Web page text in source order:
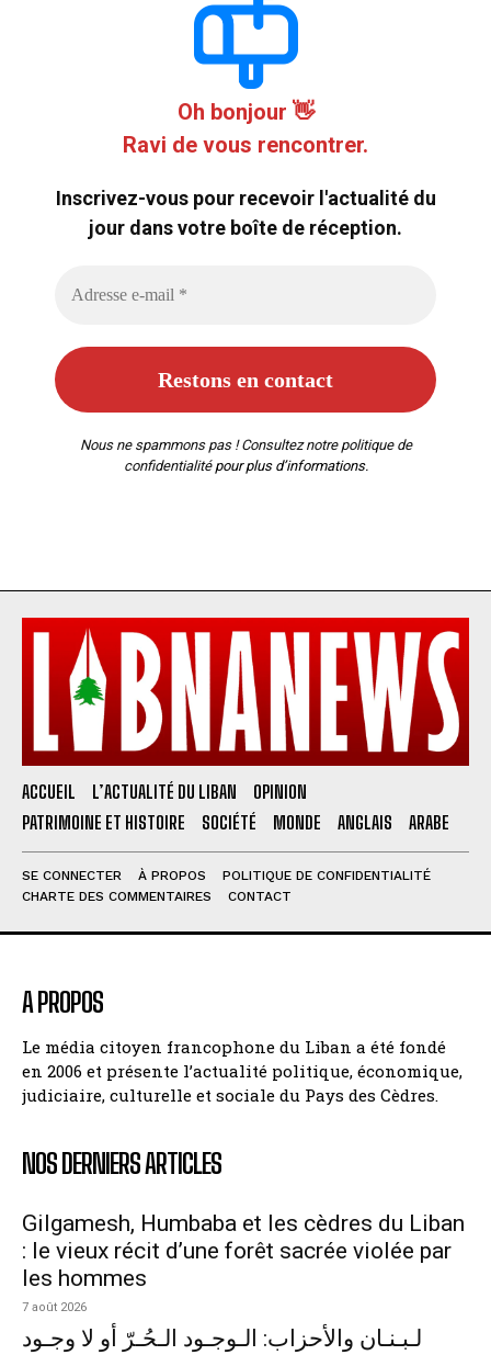
Oh bonjour 👋
Ravi de vous rencontrer.
Inscrivez-vous pour recevoir l'actualité du
jour dans votre boîte de réception.
Nous ne spammons pas ! Consultez notre politique de
confidentialitépour plus d’informations.
ACCUEIL L’ACTUALITÉ DU LIBAN
OPINION
PATRIMOINE ET HISTOIRE
SOCIÉTÉ MONDE ANGLAIS ARABE
SE CONNECTER À PROPOS
POLITIQUE DE CONFIDENTIALITÉ
CHARTE DES COMMENTAIRES
CONTACT
A PROPOS
Le média citoyen francophone du Liban a été fondé
en 2006 et présente l’actualité politique, économique,
judiciaire, culturelle et sociale du Pays des Cèdres.
NOS DERNIERS ARTICLES
Gilgamesh, Humbaba et les cèdres du Liban
: le vieux récit d’une forêt sacrée violée par
les hommes
7 août 2026
لـبـنـان والأحزاب: الـوجـود الـحُـرّ أو لا وجـود